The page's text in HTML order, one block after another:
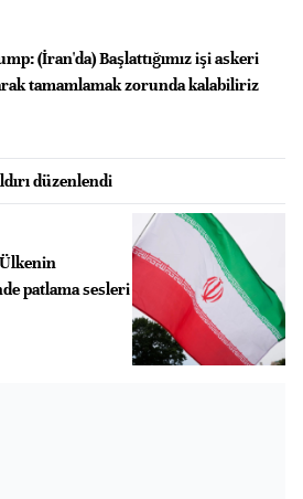
(İran'da) Başlattığımız işi askeri
tamamlamak zorunda kalabiliriz
düzenlendi
patlama sesleri